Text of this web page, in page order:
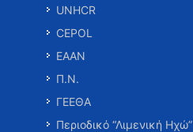
UNHCR
CEPOL
ΕΑΑΝ
Π.Ν.
ΓΕΕΘΑ
Περιοδικό “Λιμενική Ηχώ”